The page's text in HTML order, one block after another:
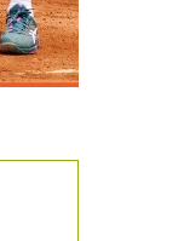
con broche dorado
circuito Tenis &